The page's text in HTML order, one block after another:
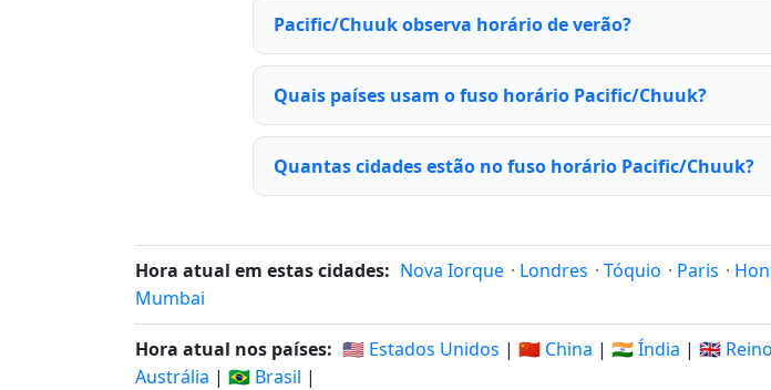
Pacific/Chuuk observa horário de verão?
Quais países usam o fuso horário Pacific/Chuuk?
Quantas cidades estão no fuso horário Pacific/Chuuk?
Hora atual em estas cidades: Nova Iorque · Londres · Tóquio · Paris ·
Mumbai
Hora atual nos países: 🇺🇸 Estados Unidos | 🇨🇳 China | 🇮🇳 Índia | 🇬🇧
Austrália | 🇧🇷 Brasil |